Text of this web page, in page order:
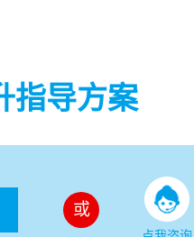
指导方案
或